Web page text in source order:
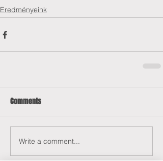
Eredményeink
Comments
Write a comment...